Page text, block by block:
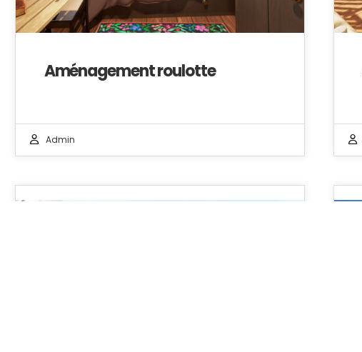
Aménagement roulotte
Admin